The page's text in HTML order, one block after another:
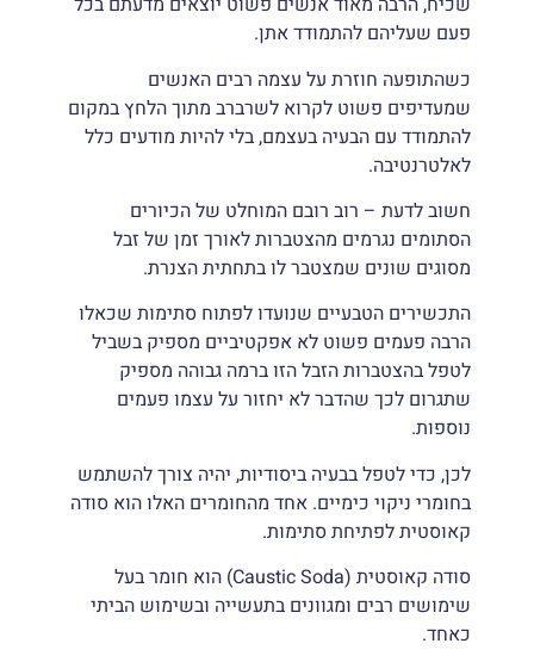
סמן קישורים
לאפס
את
כל
האפשרויות
cached
פעם שעליהם להתמודד אתן.
כשהתופעה חוזרת על עצמה רבים האנשים
שמעדיפים פשוט לקרוא לשרברב מתוך הלחץ במקום
להתמודד עם הבעיה בעצמם, בלי להיות מודעים כלל
לאלטרנטיבה.
חשוב לדעת – רוב רובם המוחלט של הכיורים
הסתומים נגרמים מהצטברות לאורך זמן של זבל
מסוגים שונים שמצטבר לו בתחתית הצנרת.
התכשירים הטבעיים שנועדו לפתוח סתימות שכאלו
הרבה פעמים פשוט לא אפקטיביים מספיק בשביל
לטפל בהצטברות הזבל הזו ברמה גבוהה מספיק
שתגרום לכך שהדבר לא יחזור על עצמו פעמים
נוספות.
לכן, כדי לטפל בבעיה ביסודיות, יהיה צורך להשתמש
בחומרי ניקוי כימיים. אחד מהחומרים האלו הוא סודה
קאוסטית לפתיחת סתימות.
סודה קאוסטית (Caustic Soda) הוא חומר בעל
שימושים רבים ומגוונים בתעשייה ובשימוש הביתי
כאחד.